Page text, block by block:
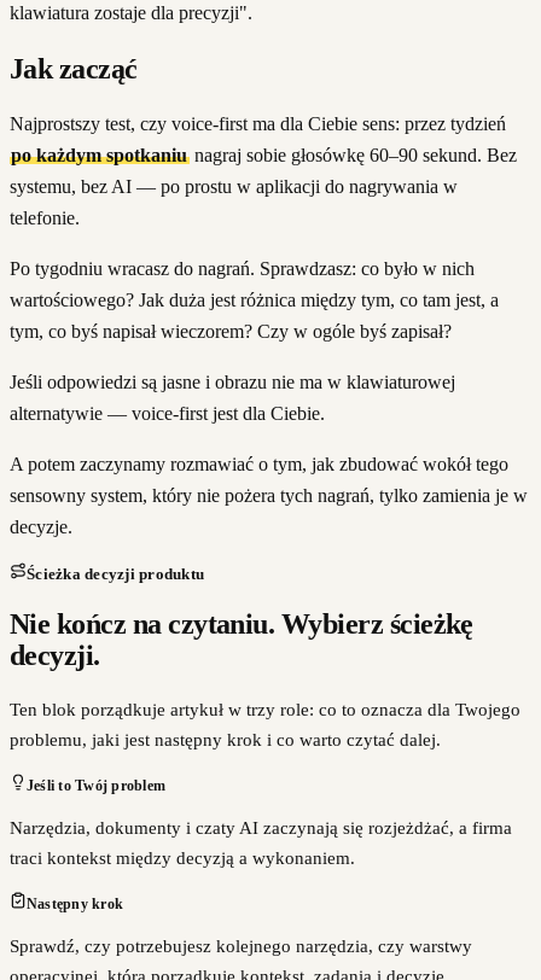
klawiatura zostaje dla precyzji".
Jak zacząć
Najprostszy test, czy voice-first ma dla Ciebie sens: przez tydzień
po każdym spotkaniunagraj sobie głosówkę 60–90 sekund. Bez
systemu, bez AI — po prostu w aplikacji do nagrywania w
telefonie.
Po tygodniu wracasz do nagrań. Sprawdzasz: co było w nich
wartościowego? Jak duża jest różnica między tym, co tam jest, a
tym, co byś napisał wieczorem? Czy w ogóle byś zapisał?
Jeśli odpowiedzi są jasne i obrazu nie ma w klawiaturowej
alternatywie — voice-first jest dla Ciebie.
A potem zaczynamy rozmawiać o tym, jak zbudować wokół tego
sensowny system, który nie pożera tych nagrań, tylko zamienia je w
decyzje.
Ścieżka decyzji produktu
Nie kończ na czytaniu. Wybierz ścieżkę
decyzji.
Ten blok porządkuje artykuł w trzy role: co to oznacza dla Twojego
problemu, jaki jest następny krok i co warto czytać dalej.
Jeśli to Twój problem
Narzędzia, dokumenty i czaty AI zaczynają się rozjeżdżać, a firma
traci kontekst między decyzją a wykonaniem.
Następny krok
Sprawdź, czy potrzebujesz kolejnego narzędzia, czy warstwy
operacyjnej, która porządkuje kontekst, zadania i decyzje.